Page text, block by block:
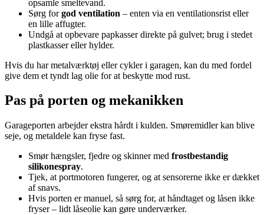
opsamle smeltevand.
Sørg forgod ventilation – enten via en ventilationsrist eller
en lille affugter.
Undgå at opbevare papkasser direkte på gulvet; brug i stedet
plastkasser eller hylder.
Hvis du har metalværktøj eller cykler i garagen, kan du med fordel
give dem et tyndt lag olie for at beskytte mod rust.
Pas på porten og mekanikken
Garageporten arbejder ekstra hårdt i kulden. Smøremidler kan blive
seje, og metaldele kan fryse fast.
Smør hængsler, fjedre og skinner med frostbestandig
silikonespray.
Tjek, at portmotoren fungerer, og at sensorerne ikke er dækket
af snavs.
Hvis porten er manuel, så sørg for, at håndtaget og låsen ikke
fryser – lidt låseolie kan gøre underværker.